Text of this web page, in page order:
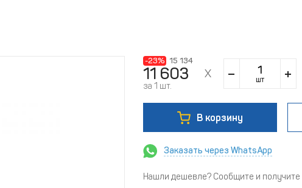
-23% 15 134
11 603
за 1 шт.
шт
В корзину
Заказать через WhatsApp
Нашли дешевле? Сообщите и получите